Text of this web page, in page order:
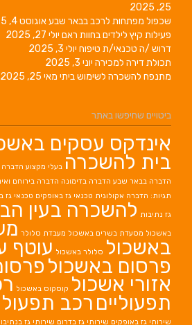
25, 2025
שכפול מפתחות לרכב בבאר שבעאוגוסט 4, 2025
פעילות קיץ לילדים בחוות ראם יולי 27, 2025
דרוש /ה טכנאי/ת טיפוח יולי 3, 2025
תכולת דירה למכירה יוני 3, 2025
מתנפח להשכרה לשימוש ביתי מאי 25, 2025
ביטויים שחיפשו באתר
אינדקס עסקים
בית להשכרה בעלי מקצוע הדברה
הדברה בבאר שבע הדברה בדימונה הדברה בירוחם
תגיות: הדברה אקולוגית טכנאי גז באופקים טכנאי גז
גז נתיבות להשכרה בעין
באשכול מסעדת בשרים באשכול מעבדת סלולר
באשכול סלולר באשכול עוטף
פרסום באשכול
אזורי אשכול קוסקוס באשכול
תפעוליים רכב
שירותי גז באופקים שירותי גז בדרום שירותי גז